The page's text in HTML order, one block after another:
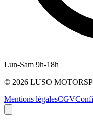
Lun-Sam 9h-18h
© 2026 LUSO
Mentions légalesCGV